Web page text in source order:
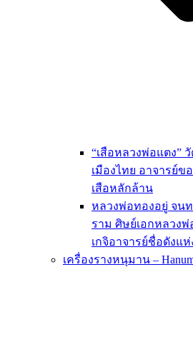
“เสือหลวงพ่อแตง”
เมืองไทย อาจารย์ข
เสือหลักล้าน
หลวงพ่อทองอยู่ จนท
ราม ศิษย์เอกหลวงพ่
เกจิอาจารย์ชื่อดังแ
เครื่องรางหนุมาน –